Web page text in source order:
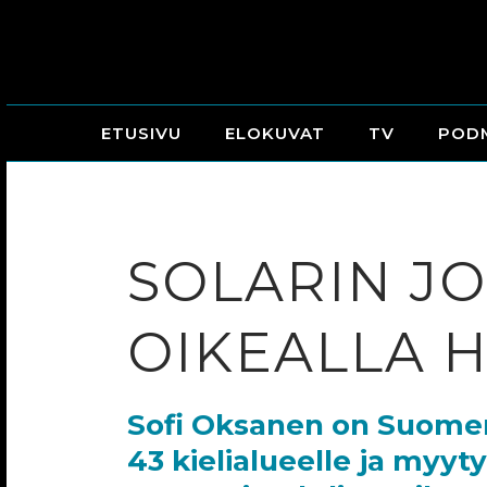
ETUSIVU ELOKUVAT TV
SOLARIN
OIKEALLA
Sofi Oksanen on
43 kielialueelle ja